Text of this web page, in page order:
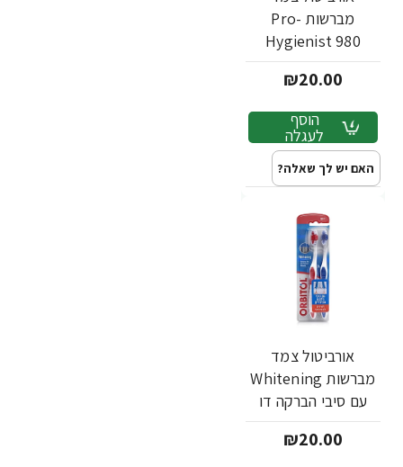
מברשות Pro-
Hygienist 980
לשיניים רגישות - 2
יחידות
₪20.00
הוסף
לעגלה
האם יש לך שאלה?
אורביטול צמד
מברשות Whitening
עם סיבי הברקה דו
שכבתיים - זוג
₪20.00